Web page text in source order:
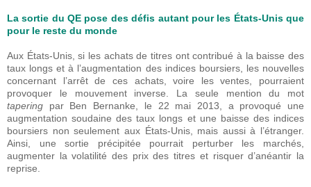
La sortie du QE pose des défis autant pour les États-Unis que
pour le reste du monde
Aux États-Unis, si les achats de titres ont contribué à la baisse des
taux longs et à l’augmentation des indices boursiers, les nouvelles
concernant l’arrêt de ces achats, voire les ventes, pourraient
provoquer le mouvement inverse. La seule mention du mot
tapering par Ben Bernanke, le 22 mai 2013, a provoqué une
augmentation soudaine des taux longs et une baisse des indices
boursiers non seulement aux États-Unis, mais aussi à l’étranger.
Ainsi, une sortie précipitée pourrait perturber les marchés,
augmenter la volatilité des prix des titres et risquer d’anéantir la
reprise.